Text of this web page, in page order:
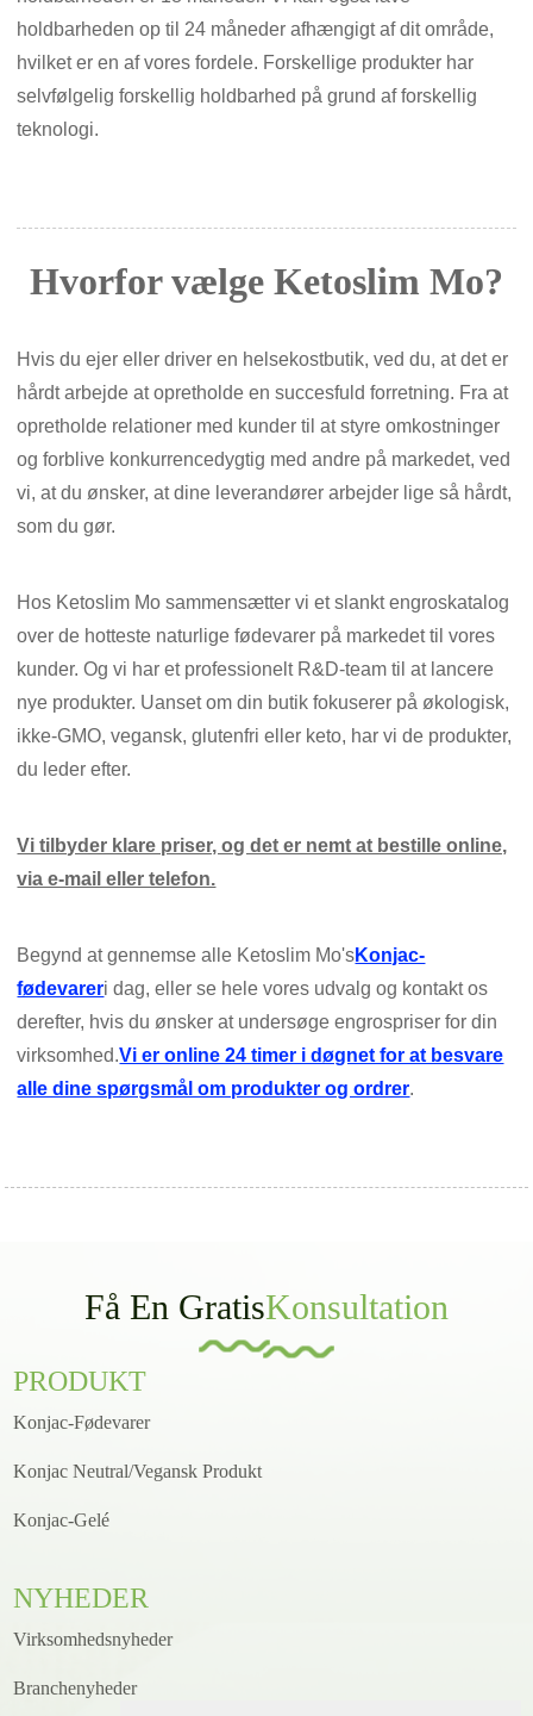
holdbarheden op til 24 måneder afhængigt af dit område,
hvilket er en af ​​vores fordele. Forskellige produkter har
selvfølgelig forskellig holdbarhed på grund af forskellig
teknologi.
Hvorfor vælge Ketoslim Mo?
Hvis du ejer eller driver en helsekostbutik, ved du, at det er
hårdt arbejde at opretholde en succesfuld forretning. Fra at
opretholde relationer med kunder til at styre omkostninger
og forblive konkurrencedygtig med andre på markedet, ved
vi, at du ønsker, at dine leverandører arbejder lige så hårdt,
som du gør.
Hos Ketoslim Mo sammensætter vi et slankt engroskatalog
over de hotteste naturlige fødevarer på markedet til vores
kunder. Og vi har et professionelt R&D-team til at lancere
nye produkter. Uanset om din butik fokuserer på økologisk,
ikke-GMO, vegansk, glutenfri eller keto, har vi de produkter,
du leder efter.
Vi tilbyder klare priser, og det er nemt at bestille online,
via e-mail eller telefon.
Begynd at gennemse alle Ketoslim Mo'sKonjac-
fødevareri dag, eller se hele vores udvalg og kontakt os
derefter, hvis du ønsker at undersøge engrospriser for din
virksomhed.Vi er online 24 timer i døgnet for at besvare
alle dine spørgsmål om produkter og ordrer.
Få En GratisKonsultation
PRODUKT
Konjac-Fødevarer
Konjac Neutral/Vegansk Produkt
Konjac-Gelé
NYHEDER
Virksomhedsnyheder
Branchenyheder